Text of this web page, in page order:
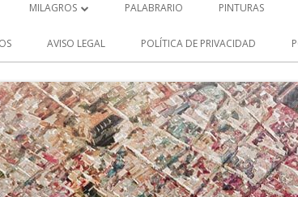
MILAGROS
MILAGROS (2)
PALABRARIO PINTURAS
AVISO LEGAL POLÍTICA DE PRIVACIDAD